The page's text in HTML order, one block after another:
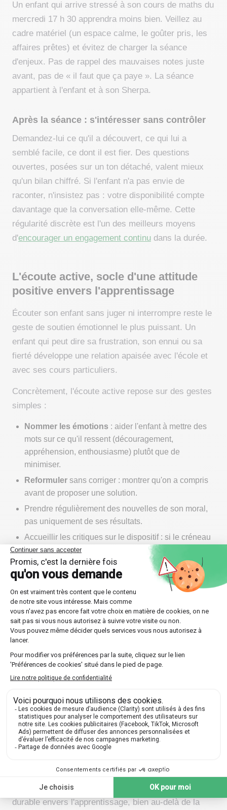
Un enfant qui arrive stressé à son cours de maths du
mercredi 17 h 30 apprendra moins bien. Veillez au
cadre matériel (un espace calme, le goûter pris, les
affaires prêtes) et évitez de charger la séance
d'enjeux. Pas de rappel des mauvaises notes juste
avant, pas de « il faut que ça paye ». La séance
appartient à l'enfant et à son Sherpa.
Après la séance : s'intéresser sans contrôler
Demandez-lui ce qu'il a découvert, ce qui lui a
semblé facile, ce dont il est fier. Des questions
ouvertes, posées sur un ton détaché, valent mieux
qu'un bilan chiffré. Si l'enfant n'a pas envie de
raconter, n'insistez pas : votre disponibilité compte
davantage que la conversation elle-même. Cette
régularité discrète est l'un des meilleurs moyens
d'encourager un engagement continu dans la durée.
L'écoute active, socle d'une attitude
positive envers l'apprentissage
Écouter son enfant sans juger ni interrompre reste le
geste de soutien émotionnel le plus puissant. Un
enfant qui peut dire sa frustration, son ennui ou sa
fierté développe une relation apaisée avec l'école et
avec ses cours particuliers.
Concrètement, l'écoute active repose sur des gestes
simples :
Nommer les émotions : aider l'enfant à mettre des
mots sur ce qu'il ressent (découragement,
appréhension, enthousiasme) plutôt que de
minimiser.
Reformuler sans corriger : montrer qu'on a compris
avant de proposer une solution.
Prendre régulièrement des nouvelles de son moral,
pas uniquement de ses résultats.
Accueillir les critiques sur le dispositif : si le créneau
ou le rythme ne convient pas, c'est une information
précieuse à transmettre au Sherpa.
Cette écoute vous donne aussi les moyens d'agir. Un
enfant entendu vous dira quelles matières l'attirent,
quels sujets l'ennuient, ce qui ouvre la voie à un
accompagnement plus motivant. Les pistes ne
manquent pas pour
particuliersavec justesse, sans empiéter sur
l'autonomie de votre enfant. 🫂
Un enfant soutenu apprend mieux, et
plus longtemps
Encouragements ciblés sur l'effort, notes
soutien émotionnel des parents démultiplie l'effet des
cours particuliers. Il installe une attitude positive
durable envers l'apprentissage, bien au-delà de la